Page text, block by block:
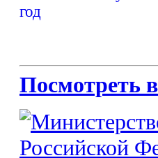
Посмотреть